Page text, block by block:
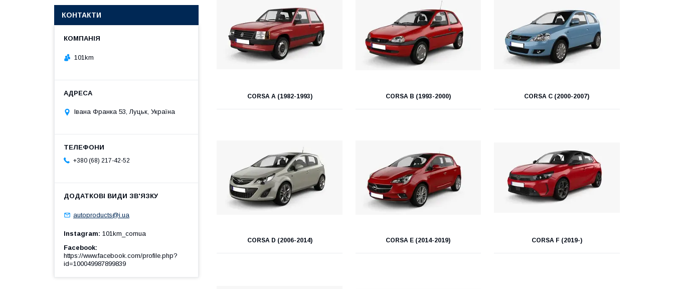
CORSA A (1982-1993) CORSA B (1993-2000) CORSA C (2000-2007)
CORSA D (2006-2014) CORSA E (2014-2019) CORSA F (2019-)
КОНТАКТИ
101km
Івана Франка 53, Луцьк, Україна
+380 (68) 217-42-52
autoproducts@i.ua
Instagram 101km_comua
Facebook
https://www.facebook.com/profile.php?
id=100049987899839